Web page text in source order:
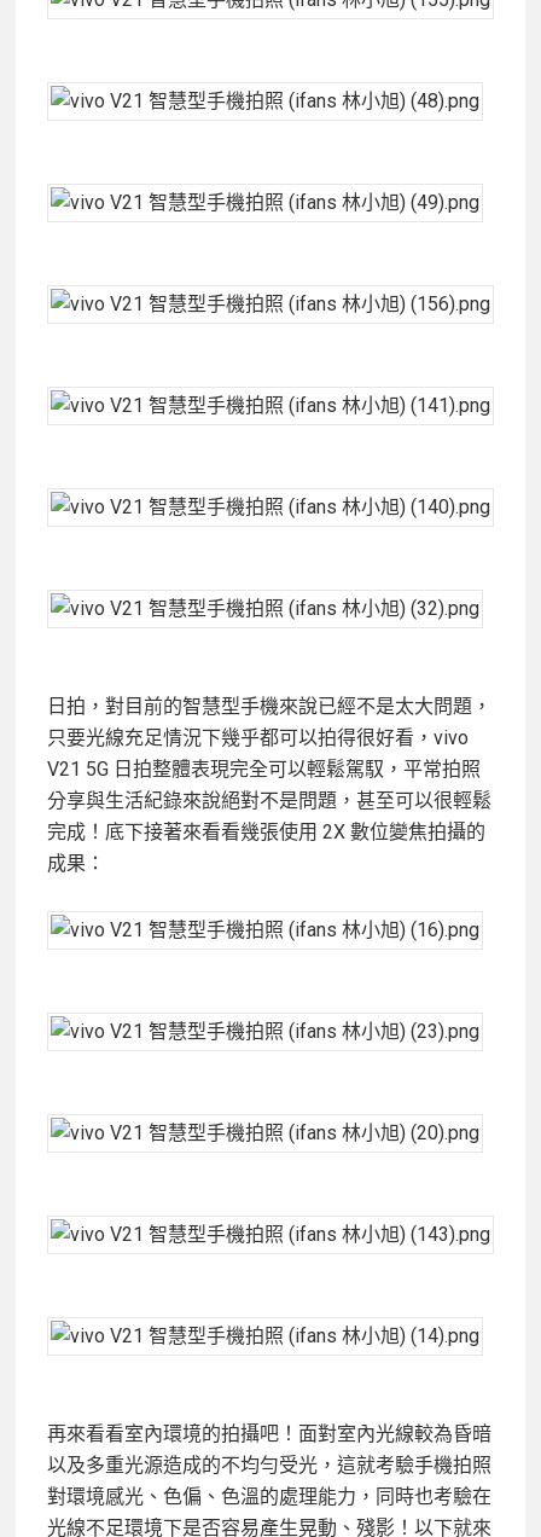
日拍，對目前的智慧型手機來說已經不是太大問題，
只要光線充足情況下幾乎都可以拍得很好看，vivo
V21 5G 日拍整體表現完全可以輕鬆駕馭，平常拍照
分享與生活紀錄來說絕對不是問題，甚至可以很輕鬆
完成！底下接著來看看幾張使用 2X 數位變焦拍攝的
成果：
再來看看室內環境的拍攝吧！面對室內光線較為昏暗
以及多重光源造成的不均勻受光，這就考驗手機拍照
對環境感光、色偏、色溫的處理能力，同時也考驗在
光線不足環境下是否容易產生晃動、殘影！以下就來